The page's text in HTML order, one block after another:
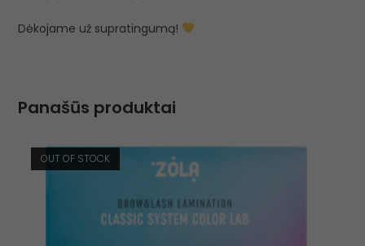
Dėkojame už supratingumą!
Panašūs produktai
OUT OF STOCK